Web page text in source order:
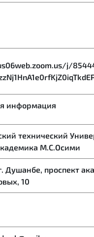
j/
информация
технический
М.С.Осими
Душанбе, проспект
10